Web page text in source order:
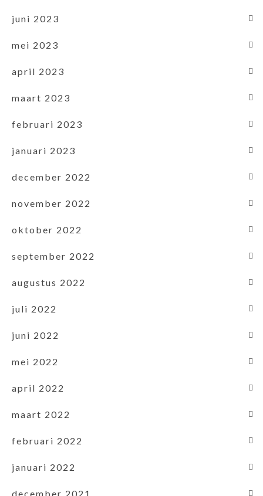
juni 2023
mei 2023
april 2023
maart 2023
februari 2023
januari 2023
december 2022
november 2022
oktober 2022
september 2022
augustus 2022
juli 2022
juni 2022
mei 2022
april 2022
maart 2022
februari 2022
januari 2022
december 2021